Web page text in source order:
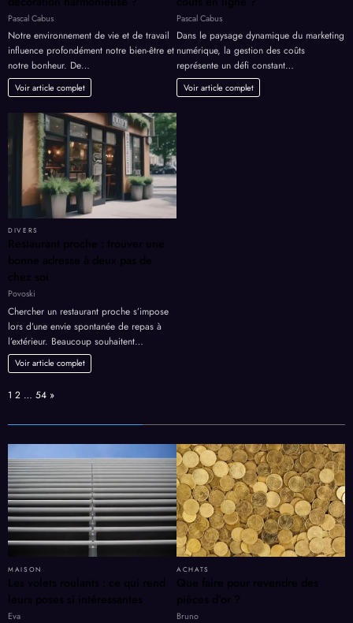
Pascal Cabus
Notre environnement de vie et de travail
influence profondément notre bien-être et
notre bonheur. De…
Voir article complet
Pascal Cabus
Dans le paysage dynamique du marketing
numérique, la gestion des coûts
représente un défi constant…
Voir article complet
DIVERS
Restaurant proche : trouver une
bonne adresse à deux pas de
chez soi
Povoski
Chercher un restaurant proche s’impose
lors d’une envie spontanée de repas à
l’extérieur. Beaucoup souhaitent…
Voir article complet
Page:
1 2 … 54 Next
»
MAISON
Les volets roulants : ce qui rend
leurs poses si intéressantes
Eva
ACHATS
Que faire pour revendre des
pièces d’or ?
Bruno